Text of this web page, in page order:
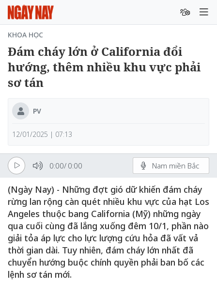
KHOA HỌC
Đám cháy lớn ở California đổi
hướng, thêm nhiều khu vực phải
sơ tán
PV
12/01/2025 | 07:13
0:00/ 0:00 Nam miền Bắc
(Ngày Nay) - Những đợt gió dữ khiến đám cháy
rừng lan rộng càn quét nhiều khu vực của hạt Los
Angeles thuộc bang California (Mỹ) những ngày
qua cuối cùng đã lắng xuống đêm 10/1, phần nào
giải tỏa áp lực cho lực lượng cứu hỏa đã vất vả
thời gian dài. Tuy nhiên, đám cháy lớn nhất đã
chuyển hướng buộc chính quyền phải ban bố các
lệnh sơ tán mới.